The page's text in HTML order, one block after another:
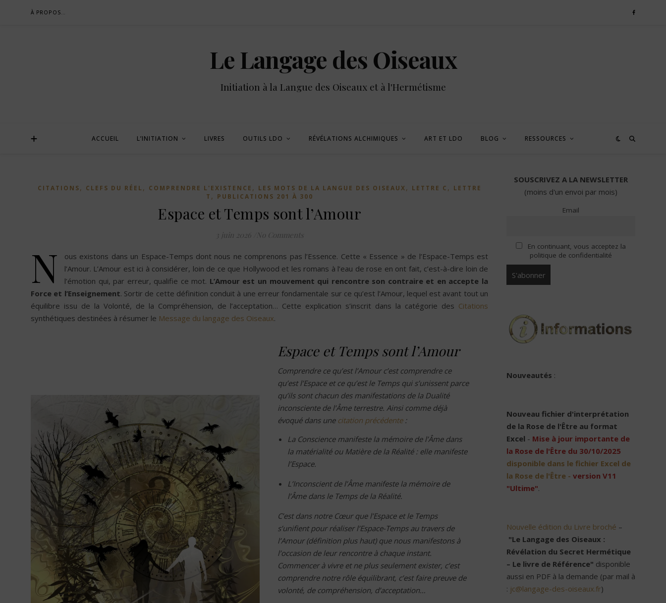
À PROPOS…
Le Langage des Oiseaux
Initiation à la Langue des Oiseaux et à l'Hermétisme
ACCUEIL L’INITIATION LIVRES OUTILS LDO RÉVÉLATIONS ALCHIMIQUES ART ET LDO BLOG RESSOURCES
CITATIONS, CLEFS DU RÉEL, COMPRENDRE L'EXISTENCE , LES MOTS DE LA LANGUE DES OISEAUX, LETTRE C , LETTRE
T , PUBLICATIONS 201 À 300
Espace et Temps sont l’Amour
3 juin 2026 No Comments
N
ous existons dans un Espace-Temps dont nous ne comprenons pas l’Essence. Cette « Essence » de l’Espace-Temps est
l’Amour. L’Amour est ici à considérer, loin de ce que Hollywood et les romans à l’eau de rose en ont fait, c’est-à-dire loin de
l’émotion qui, par erreur, qualifie ce mot. L’Amour est un mouvement qui rencontre son contraire et en accepte la
Force et l’Enseignement. Sortir de cette définition conduit à une erreur fondamentale sur ce qu’est l’Amour, lequel est avant tout un
équilibre issu de la Volonté, de la Compréhension, de l’acceptation… Cette explication s’inscrit dans la catégorie des Citations
synthétiques destinées à résumer le Message du langage des Oiseaux.
Espace et Temps sont l’Amour
Comprendre ce qu’est l’Amour c’est comprendre ce
qu’est l’Espace et ce qu’est le Temps qui s’unissent parce
qu’ils sont chacun des manifestations de la Dualité
inconsciente de l’Âme terrestre. Ainsi comme déjà
évoqué dans une citation précédente:
La Conscience manifeste la mémoire de l’Âme dans
la matérialité ou Matière de la Réalité : elle manifeste
l’Espace.
L’Inconscient de l’Âme manifeste la mémoire de
l’Âme dans le Temps de la Réalité.
C’est dans notre Cœur que l’Espace et le Temps
s’unifient pour réaliser l’Espace-Temps au travers de
l’Amour (définition plus haut) que nous manifestons à
l’occasion de leur rencontre à chaque instant.
Commencer à vivre et ne plus seulement exister, c’est
comprendre notre rôle équilibrant, c’est faire preuve de
volonté, de compréhension, d’acceptation…
SOUSCRIVEZ A LA NEWSLETTER
(moins d'un envoi par mois)
Email
En continuant, vous acceptez la
politique de confidentialité
Nouveautés :
Nouveau fichier d'interprétation
de la Rose de l'Être au format
Excel - Mise à jour importante de
la Rose de l'Être du 30/10/2025
disponible dans le fichier Excel de
la Rose de l'Être - version V11
"Ultime".
Nouvelle édition du Livre broché –
"Le Langage des Oiseaux :
Révélation du Secret Hermétique
– Le livre de Référence" disponible
aussi en PDF à la demande (par mail à
: jc@langage-des-oiseaux.fr)